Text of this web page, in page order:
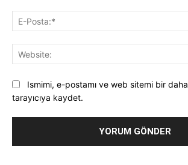
Ismimi, e-postamı ve web sitemi bir
tarayıcıya kaydet.